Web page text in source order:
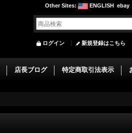
Other Sites: ENGLISH ebay
ログイン 新規登録はこちら
店長ブログ 特定商取引法表示